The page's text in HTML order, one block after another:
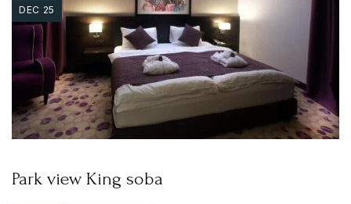
DEC 25
Park view King soba